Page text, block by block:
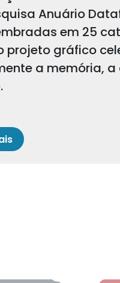
Anuário
em 25
projeto gráfico
a memória,